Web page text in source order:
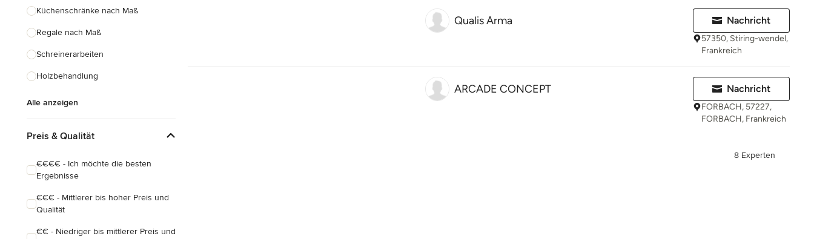
Küchenschränke nach Maß
Regale nach Maß
Schreinerarbeiten
Holzbehandlung
Alle anzeigen
Preis & Qualität
€€€€ - Ich möchte die besten
Ergebnisse
€€€ - Mittlerer bis hoher Preis und
Qualität
€€ - Niedriger bis mittlerer Preis und
Qualis Arma Nachricht
57350, Stiring-wendel,
Frankreich
ARCADE CONCEPT Nachricht
FORBACH, 57227,
FORBACH, Frankreich
8 Experten